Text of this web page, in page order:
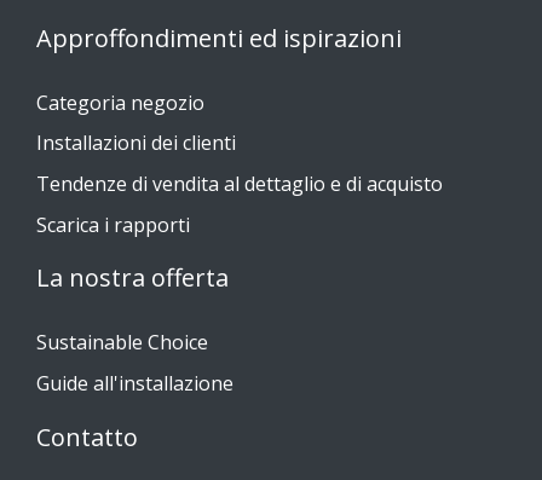
Approffondimenti ed ispirazioni
Categoria negozio
Installazioni dei clienti
Tendenze di vendita al dettaglio e di acquisto
Scarica i rapporti
La nostra offerta
Sustainable Choice
Guide all'installazione
Contatto